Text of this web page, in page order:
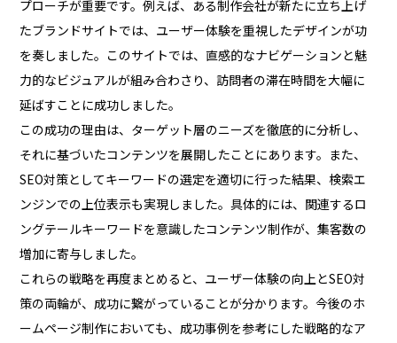
プローチが重要です。例えば、ある制作会社が新たに立ち上げ
たブランドサイトでは、ユーザー体験を重視したデザインが功
を奏しました。このサイトでは、直感的なナビゲーションと魅
力的なビジュアルが組み合わさり、訪問者の滞在時間を大幅に
延ばすことに成功しました。
この成功の理由は、ターゲット層のニーズを徹底的に分析し、
それに基づいたコンテンツを展開したことにあります。また、
SEO対策としてキーワードの選定を適切に行った結果、検索エ
ンジンでの上位表示も実現しました。具体的には、関連するロ
ングテールキーワードを意識したコンテンツ制作が、集客数の
増加に寄与しました。
これらの戦略を再度まとめると、ユーザー体験の向上とSEO対
策の両輪が、成功に繋がっていることが分かります。今後のホ
ームページ制作においても、成功事例を参考にした戦略的なア